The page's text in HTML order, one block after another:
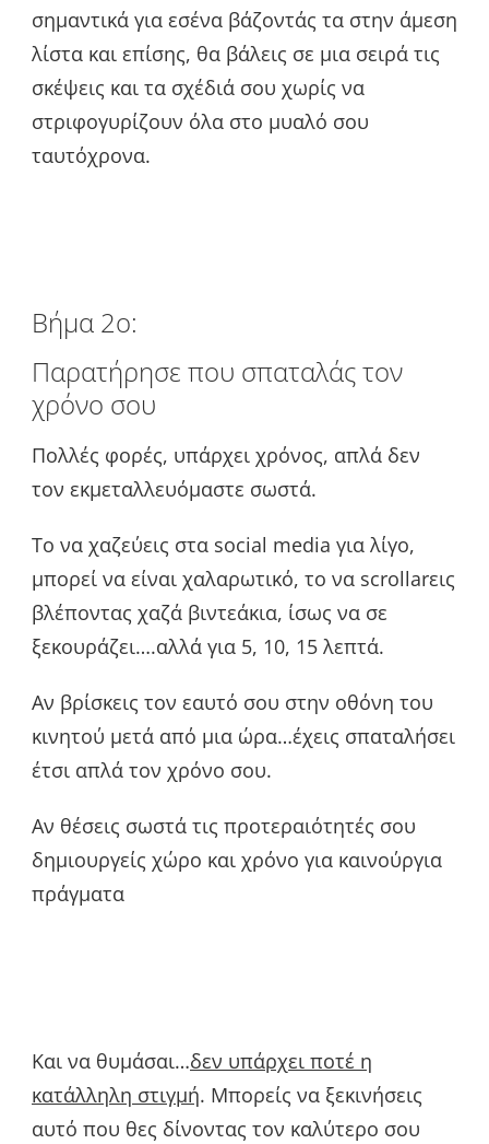
σημαντικά για εσένα βάζοντάς τα στην άμεση
λίστα και επίσης, θα βάλεις σε μια σειρά τις
σκέψεις και τα σχέδιά σου χωρίς να
στριφογυρίζουν όλα στο μυαλό σου
ταυτόχρονα.
Βήμα 2ο:
Παρατήρησε που σπαταλάς τον
χρόνο σου
Πολλές φορές, υπάρχει χρόνος, απλά δεν
τον εκμεταλλευόμαστε σωστά.
Το να χαζεύεις στα social media για λίγο,
μπορεί να είναι χαλαρωτικό, το να scrollarεις
βλέποντας χαζά βιντεάκια, ίσως να σε
ξεκουράζει….αλλά για 5, 10, 15 λεπτά.
Αν βρίσκεις τον εαυτό σου στην οθόνη του
κινητού μετά από μια ώρα…έχεις σπαταλήσει
έτσι απλά τον χρόνο σου.
Αν θέσεις σωστά τις προτεραιότητές σου
δημιουργείς χώρο και χρόνο για καινούργια
πράγματα
Και να θυμάσαι…δεν υπάρχει ποτέ η
κατάλληλη στιγμή. Μπορείς να ξεκινήσεις
αυτό που θες δίνοντας τον καλύτερο σου